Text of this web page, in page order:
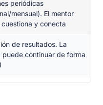
periódicas
mensual). El mentor
y conecta
de resultados. La
puede continuar de forma